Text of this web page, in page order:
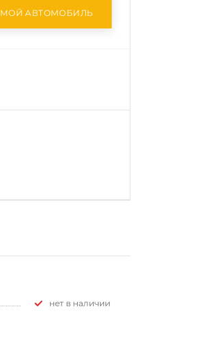
АВТОМОБИЛЬ
Нет в наличии